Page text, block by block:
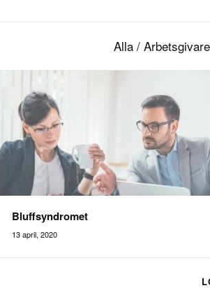
Alla / Arbetsgivare
Bluffsyndromet
13 april, 2020